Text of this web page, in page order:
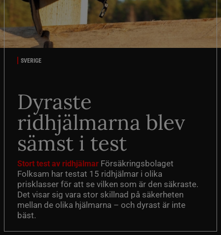
SVERIGE
Dyraste
ridhjälmarna blev
sämst i test
Stort test av ridhjälmar Försäkringsbolaget
Folksam har testat 15 ridhjälmar i olika
prisklasser för att se vilken som är den säkraste.
Det visar sig vara stor skillnad på säkerheten
mellan de olika hjälmarna – och dyrast är inte
bäst.